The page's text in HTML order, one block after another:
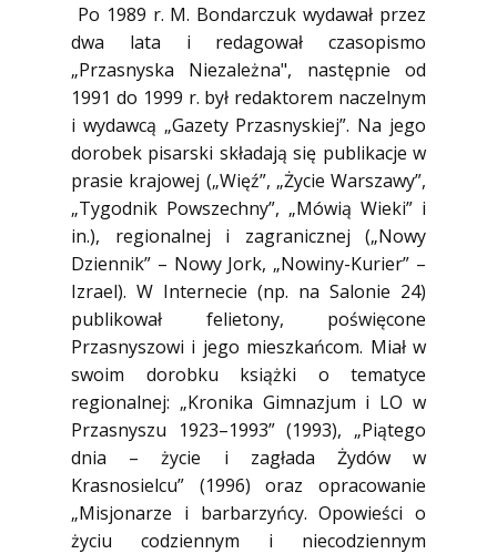
Po 1989 r. M. Bondarczuk wydawał przez
dwa lata i redagował czasopismo
„Przasnyska Niezależna", następnie od
1991 do 1999 r. był redaktorem naczelnym
i wydawcą „Gazety Przasnyskiej”. Na jego
dorobek pisarski składają się publikacje w
prasie krajowej („Więź”, „Życie Warszawy”,
„Tygodnik Powszechny”, „Mówią Wieki” i
in.), regionalnej i zagranicznej („Nowy
Dziennik” – Nowy Jork, „Nowiny-Kurier” –
Izrael). W Internecie (np. na Salonie 24)
publikował felietony, poświęcone
Przasnyszowi i jego mieszkańcom. Miał w
swoim dorobku książki o tematyce
regionalnej: „Kronika Gimnazjum i LO w
Przasnyszu 1923–1993” (1993), „Piątego
dnia – życie i zagłada Żydów w
Krasnosielcu” (1996) oraz opracowanie
„Misjonarze i barbarzyńcy. Opowieści o
życiu codziennym i niecodziennym